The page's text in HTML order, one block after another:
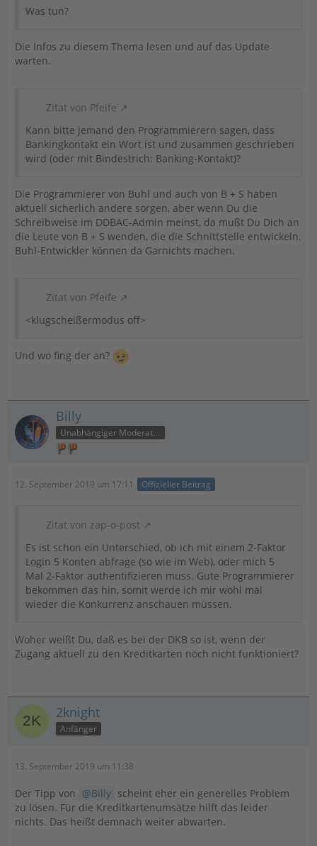
Was tun?
Die Infos zu diesem Thema lesen und auf das Update
warten.
Zitat von Pfeife
Kann bitte jemand den Programmierern sagen, dass
Bankingkontakt ein Wort ist und zusammen geschrieben
wird (oder mit Bindestrich: Banking-Kontakt)?
Die Programmierer von Buhl und auch von B + S haben
aktuell sicherlich andere sorgen, aber wenn Du die
Schreibweise im DDBAC-Admin meinst, da mußt Du Dich an
die Leute von B + S wenden, die die Schnittstelle entwickeln.
Buhl-Entwickler können da Garnichts machen.
Zitat von Pfeife
<klugscheißermodus off>
Und wo fing der an?
Billy
Unabhängiger Moderator
12. September 2019 um 17:11 Offizieller Beitrag
Zitat von zap-o-post
Es ist schon ein Unterschied, ob ich mit einem 2-Faktor
Login 5 Konten abfrage (so wie im Web), oder mich 5
Mal 2-Faktor authentifizieren muss. Gute Programmierer
bekommen das hin, somit werde ich mir wohl mal
wieder die Konkurrenz anschauen müssen.
Woher weißt Du, daß es bei der DKB so ist, wenn der
Zugang aktuell zu den Kreditkarten noch nicht funktioniert?
2knight
Anfänger
13. September 2019 um 11:38
Der Tipp von Billy scheint eher ein generelles Problem
zu lösen. Für die Kreditkartenumsätze hilft das leider
nichts. Das heißt demnach weiter abwarten.